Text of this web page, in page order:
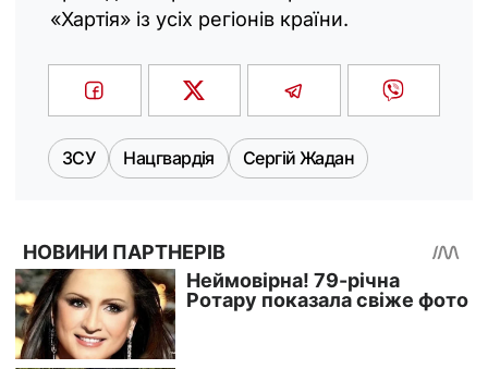
«Хартія» із усіх регіонів країни.
ЗСУ Нацгвардія Сергій Жадан